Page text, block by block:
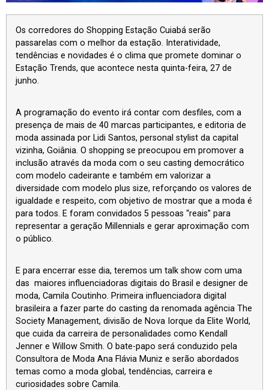
Os corredores do Shopping Estação Cuiabá serão
passarelas com o melhor da estação. Interatividade,
tendências e novidades é o clima que promete dominar o
Estação Trends, que acontece nesta quinta-feira, 27 de
junho.
A programação do evento irá contar com desfiles, com a
presença de mais de 40 marcas participantes, e editoria de
moda assinada por Lidi Santos, personal stylist da capital
vizinha, Goiânia. O shopping se preocupou em promover a
inclusão através da moda com o seu casting democrático
com modelo cadeirante e também em valorizar a
diversidade com modelo plus size, reforçando os valores de
igualdade e respeito, com objetivo de mostrar que a moda é
para todos. E foram convidados 5 pessoas “reais” para
representar a geração Millennials e gerar aproximação com
o público.
E para encerrar esse dia, teremos um talk show com uma
das maiores influenciadoras digitais do Brasil e designer de
moda, Camila Coutinho. Primeira influenciadora digital
brasileira a fazer parte do casting da renomada agência The
Society Management, divisão de Nova Iorque da Elite World,
que cuida da carreira de personalidades como Kendall
Jenner e Willow Smith. O bate-papo será conduzido pela
Consultora de Moda Ana Flávia Muniz e serão abordados
temas como a moda global, tendências, carreira e
curiosidades sobre Camila.